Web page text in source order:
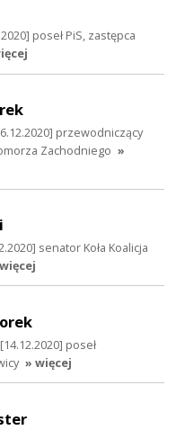
poseł PiS, zastępca
przewodniczący
Zachodniego »
senator Koła Koalicja
poseł
» więcej